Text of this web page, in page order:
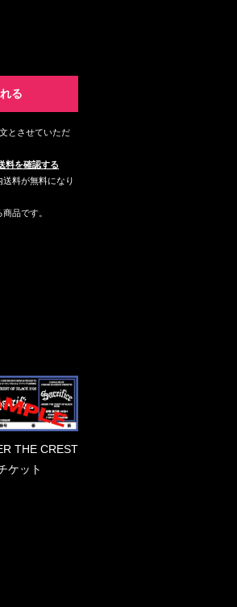
る
とさせていただ
料を確認する
料が無料になり
品です。
THE CREST
ケット